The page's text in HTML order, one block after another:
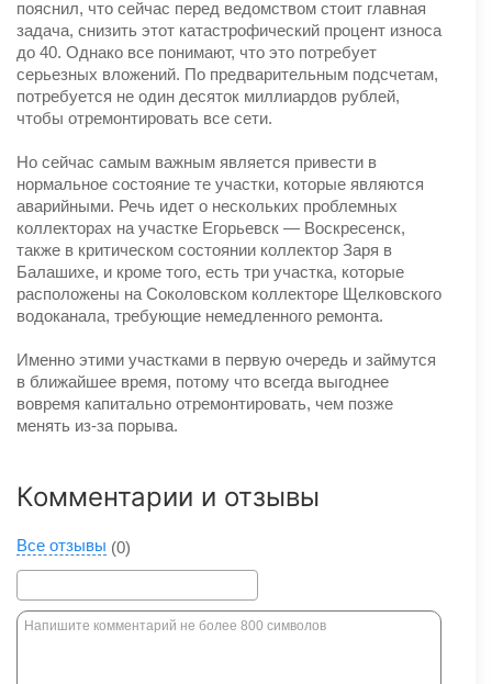
пояснил, что сейчас перед ведомством стоит главная
задача, снизить этот катастрофический процент износа
до 40. Однако все понимают, что это потребует
серьезных вложений. По предварительным подсчетам,
потребуется не один десяток миллиардов рублей,
чтобы отремонтировать все сети.
Но сейчас самым важным является привести в
нормальное состояние те участки, которые являются
аварийными. Речь идет о нескольких проблемных
коллекторах на участке Егорьевск — Воскресенск,
также в критическом состоянии коллектор Заря в
Балашихе, и кроме того, есть три участка, которые
расположены на Соколовском коллекторе Щелковского
водоканала, требующие немедленного ремонта.
Именно этими участками в первую очередь и займутся
в ближайшее время, потому что всегда выгоднее
вовремя капитально отремонтировать, чем позже
менять из-за порыва.
Комментарии и отзывы
Все отзывы (0)